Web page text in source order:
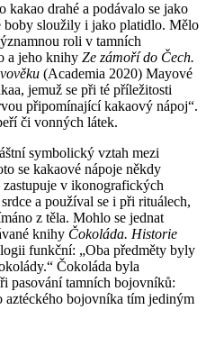
drahé a podávalo se jako
sloužily i jako platidlo. Mělo
roli v tamních
a jeho knihy Ze zámoří do Čech.
(Academia 2020) Mayové
jemuž se při té příležitosti
připomínající kakaový nápoj“.
či vonných látek.
symbolický vztah mezi
se kakaové nápoje někdy
v ikonografických
a používal se i při rituálech,
z těla. Mohlo se jednat
knihy Čokoláda. Historie
funkční: „Oba předměty byly
Čokoláda byla
pasování tamních bojovníků:
aztéckého bojovníka tím jediným